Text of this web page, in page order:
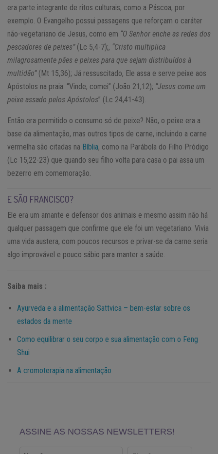
era parte integrante de ritos culturais, como a Páscoa, por
exemplo. O Evangelho possui passagens que reforçam o caráter
não-vegetariano de Jesus, como em “O Senhor enche as redes dos
pescadores de peixes”(Lc 5,4-7);, “Cristo multiplica
milagrosamente pães e peixes para que sejam distribuídos à
multidão”(Mt 15,36); Já ressuscitado, Ele assa e serve peixe aos
Apóstolos na praia: “Vinde, comei” (João 21,12); “Jesus come um
peixe assado pelos Apóstolos” (Lc 24,41-43).
Então era permitido o consumo só de peixe? Não, o peixe era a
base da alimentação, mas outros tipos de carne, incluindo a carne
vermelha são citadas na Bíblia, como na Parábola do Filho Pródigo
(Lc 15,22-23) que quando seu filho volta para casa o pai assa um
bezerro em comemoração.
E SÃO FRANCISCO?
Ele era um amante e defensor dos animais e mesmo assim não há
qualquer passagem que confirme que ele foi um vegetariano. Vivia
uma vida austera, com poucos recursos e privar-se da carne seria
algo improvável e pouco sábio para manter a saúde.
Saiba mais :
Ayurveda e a alimentação Sattvica – bem-estar sobre os
estados da mente
Como equilibrar o seu corpo e sua alimentação com o Feng
Shui
A cromoterapia na alimentação